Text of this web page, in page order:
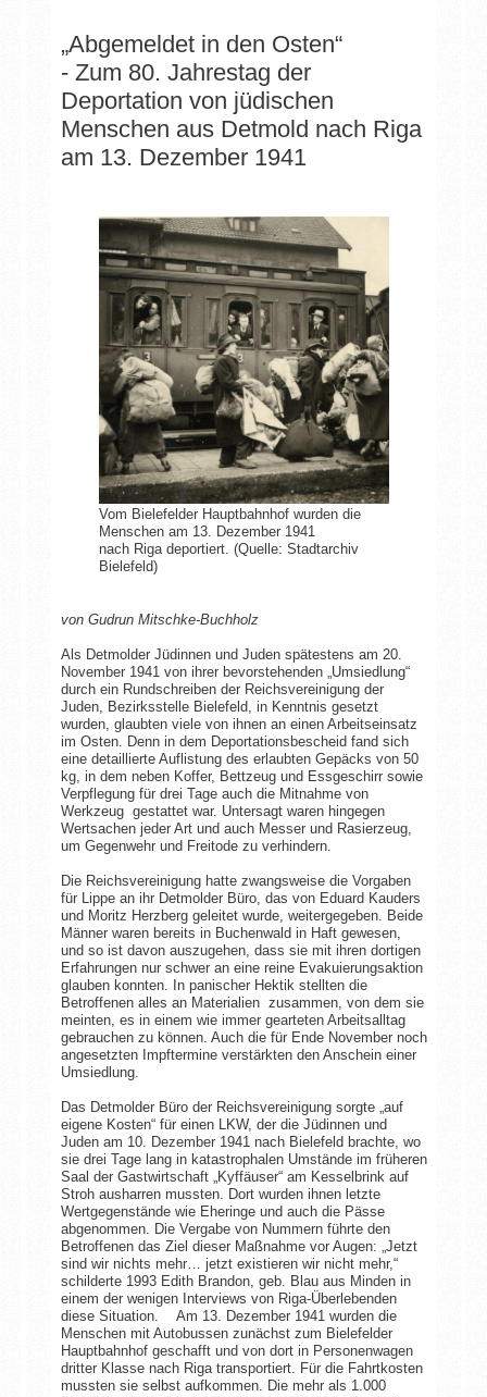
„Abgemeldet in den Osten“
- Zum 80. Jahrestag der
Deportation von jüdischen
Menschen aus Detmold nach Riga
am 13. Dezember 1941
Vom Bielefelder Hauptbahnhof wurden die
Menschen am 13. Dezember 1941
nach Riga deportiert. (Quelle: Stadtarchiv
Bielefeld)
von Gudrun Mitschke-Buchholz
Als Detmolder Jüdinnen und Juden spätestens am 20.
November 1941 von ihrer bevorstehenden „Umsiedlung“
durch ein Rundschreiben der Reichsvereinigung der
Juden, Bezirksstelle Bielefeld, in Kenntnis gesetzt
wurden, glaubten viele von ihnen an einen Arbeitseinsatz
im Osten. Denn in dem Deportationsbescheid fand sich
eine detaillierte Auflistung des erlaubten Gepäcks von 50
kg, in dem neben Koffer, Bettzeug und Essgeschirr sowie
Verpflegung für drei Tage auch die Mitnahme von
Werkzeug gestattet war. Untersagt waren hingegen
Wertsachen jeder Art und auch Messer und Rasierzeug,
um Gegenwehr und Freitode zu verhindern.
Die Reichsvereinigung hatte zwangsweise die Vorgaben
für Lippe an ihr Detmolder Büro, das von Eduard Kauders
und Moritz Herzberg geleitet wurde, weitergegeben. Beide
Männer waren bereits in Buchenwald in Haft gewesen,
und so ist davon auszugehen, dass sie mit ihren dortigen
Erfahrungen nur schwer an eine reine Evakuierungsaktion
glauben konnten. In panischer Hektik stellten die
Betroffenen alles an Materialien zusammen, von dem sie
meinten, es in einem wie immer gearteten Arbeitsalltag
gebrauchen zu können. Auch die für Ende November noch
angesetzten Impftermine verstärkten den Anschein einer
Umsiedlung.
Das Detmolder Büro der Reichsvereinigung sorgte „auf
eigene Kosten“ für einen LKW, der die Jüdinnen und
Juden am 10. Dezember 1941 nach Bielefeld brachte, wo
sie drei Tage lang in katastrophalen Umstände im früheren
Saal der Gastwirtschaft „Kyffäuser“ am Kesselbrink auf
Stroh ausharren mussten. Dort wurden ihnen letzte
Wertgegenstände wie Eheringe und auch die Pässe
abgenommen. Die Vergabe von Nummern führte den
Betroffenen das Ziel dieser Maßnahme vor Augen: „Jetzt
sind wir nichts mehr… jetzt existieren wir nicht mehr,“
schilderte 1993 Edith Brandon, geb. Blau aus Minden in
einem der wenigen Interviews von Riga-Überlebenden
diese Situation. Am 13. Dezember 1941 wurden die
Menschen mit Autobussen zunächst zum Bielefelder
Hauptbahnhof geschafft und von dort in Personenwagen
dritter Klasse nach Riga transportiert. Für die Fahrtkosten
mussten sie selbst aufkommen. Die mehr als 1.000